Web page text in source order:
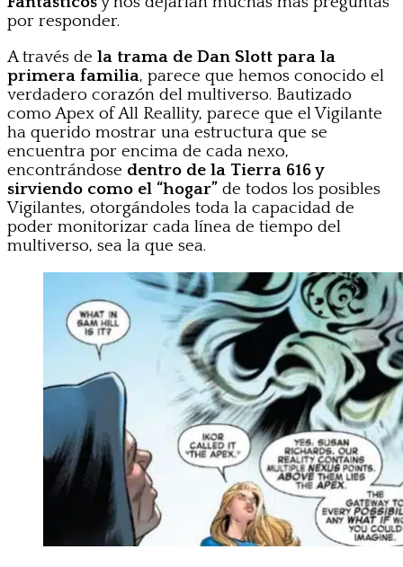
por responder.
A través de la trama de Dan Slott para la
primera familia, parece que hemos conocido el
verdadero corazón del multiverso. Bautizado
como Apex of All Reallity, parece que el Vigilante
ha querido mostrar una estructura que se
encuentra por encima de cada nexo,
encontrándose dentro de la Tierra 616 y
sirviendo como el “hogar” de todos los posibles
Vigilantes, otorgándoles toda la capacidad de
poder monitorizar cada línea de tiempo del
multiverso, sea la que sea.